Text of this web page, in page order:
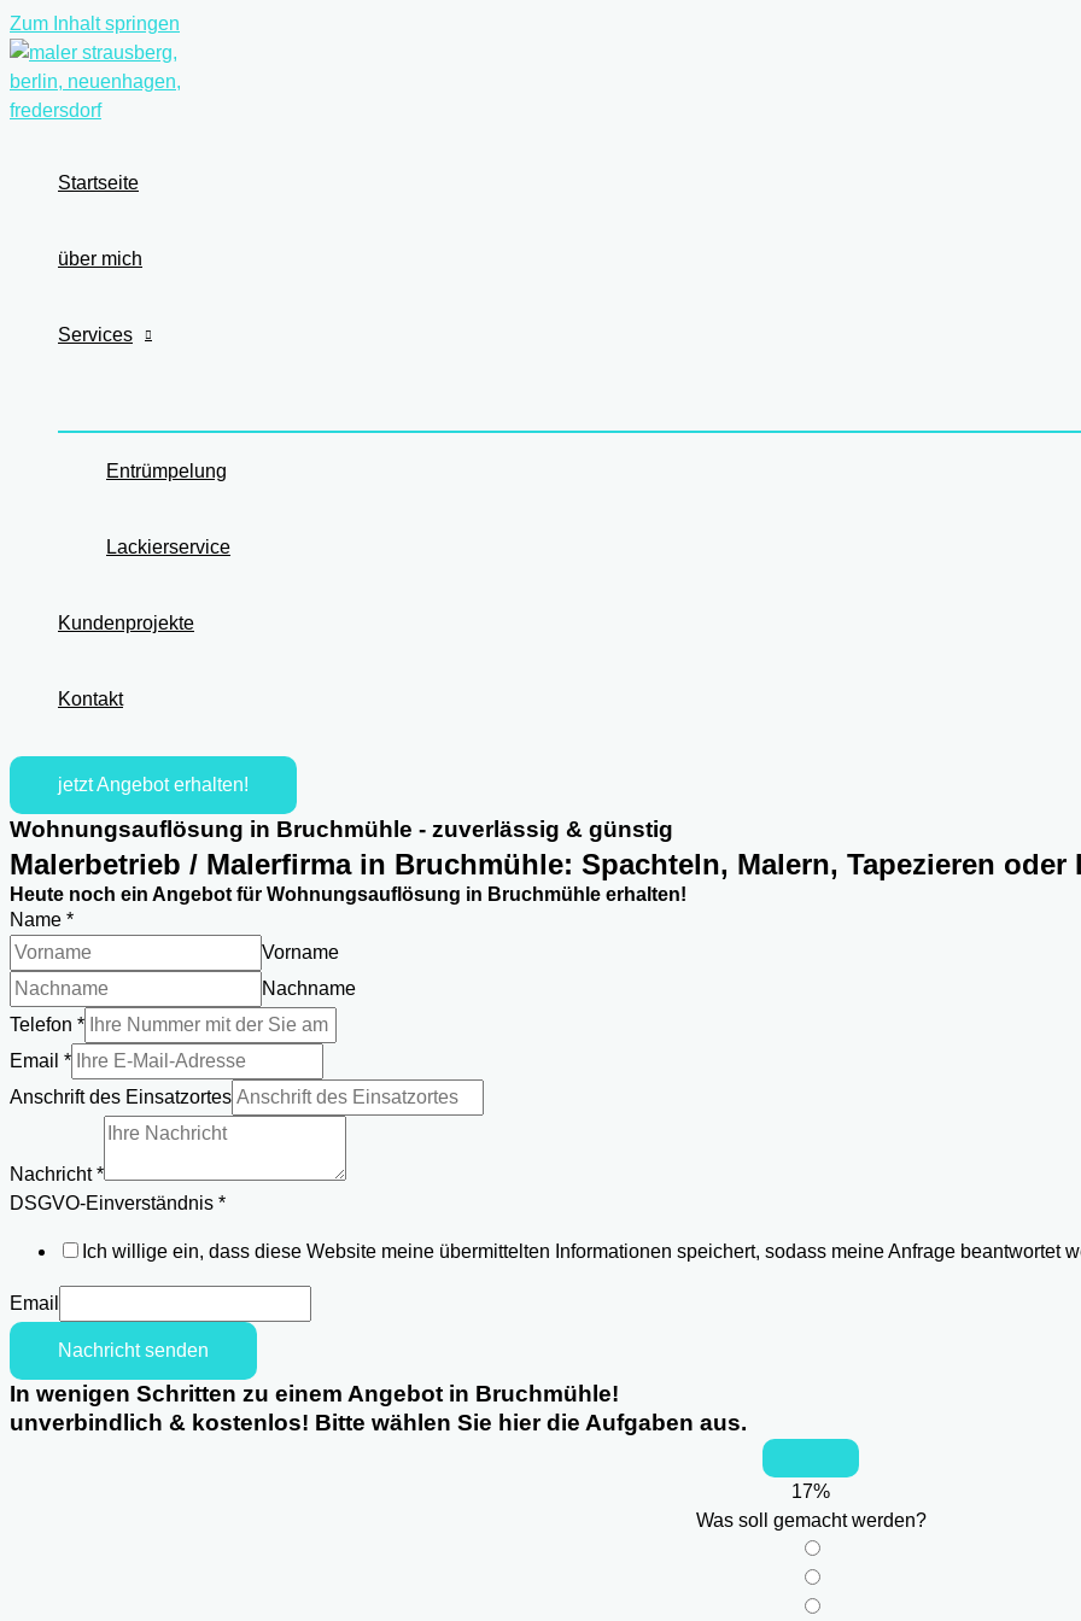
Zum Inhalt springen
Startseite
über mich
Services
Entrümpelung
Lackierservice
Kundenprojekte
Kontakt
jetzt Angebot erhalten!
Wohnungsauflösung in Bruchmühle - zuverlässig & günstig
Malerbetrieb / Malerfirma in Bruchmühle: Spachteln, Malern, Tapezieren oder
Heute noch ein Angebot für Wohnungsauflösung in Bruchmühle erhalten!
Name *
Vorname
Nachname
Einsatzortes
DSGVO-
Einverständnis
des
Telefon *
Email *
Anschrift des Einsatzortes
Nachricht*
DSGVO-Einverständnis *
Ich willige ein, dass diese Website meine übermittelten Informationen speichert, sodass meine Anfrage beantwortet
Email
Nachricht senden
In wenigen Schritten zu einem Angebot in Bruchmühle!
unverbindlich & kostenlos! Bitte wählen Sie hier die Aufgaben aus.
17%
Was soll gemacht werden?